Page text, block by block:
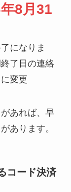
8月31
になりま
了日の連絡
変更
あれば、早
あります。
コード決済